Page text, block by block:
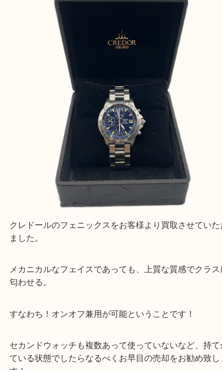
遺品整理・生前整理・断捨離・引っ越し
物を整理するケースは年々増加傾向です。
当店ではそういったお困りの方からのご依頼も大
整理したいけど値段つくものがわからない…
そんなときはお気軽に上記フォームより出張買取
う一点一点、丁寧に査定させていただきます！
Facebook
Twitter
Line
セイコー SEIKO クレドール フェニックス（
SEIKO セイコー クレドー
クス クロノグラフ ）
全て 時計 セイコー 神戸市